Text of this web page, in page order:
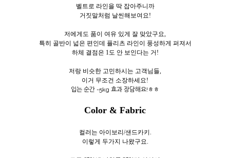
벨트로 라인을 딱 잡아주니까
거짓말처럼 날씬해보여요!
저에게도 품이 여유 있게 잘 맞았구요,
특히 골반이 넓은 편인데 플리츠 라인이 풍성하게 퍼져서
하체 결점은 1도 안 보인다는 거!
저랑 비슷한 고민하시는 고객님들,
이거 무조건 소장하세요!
입는 순간 -5kg 효과 장담해요!ㅎㅎ
Color & Fabric
컬러는 아이보리/샌드카키.
이렇게 두가지 나왔구요.